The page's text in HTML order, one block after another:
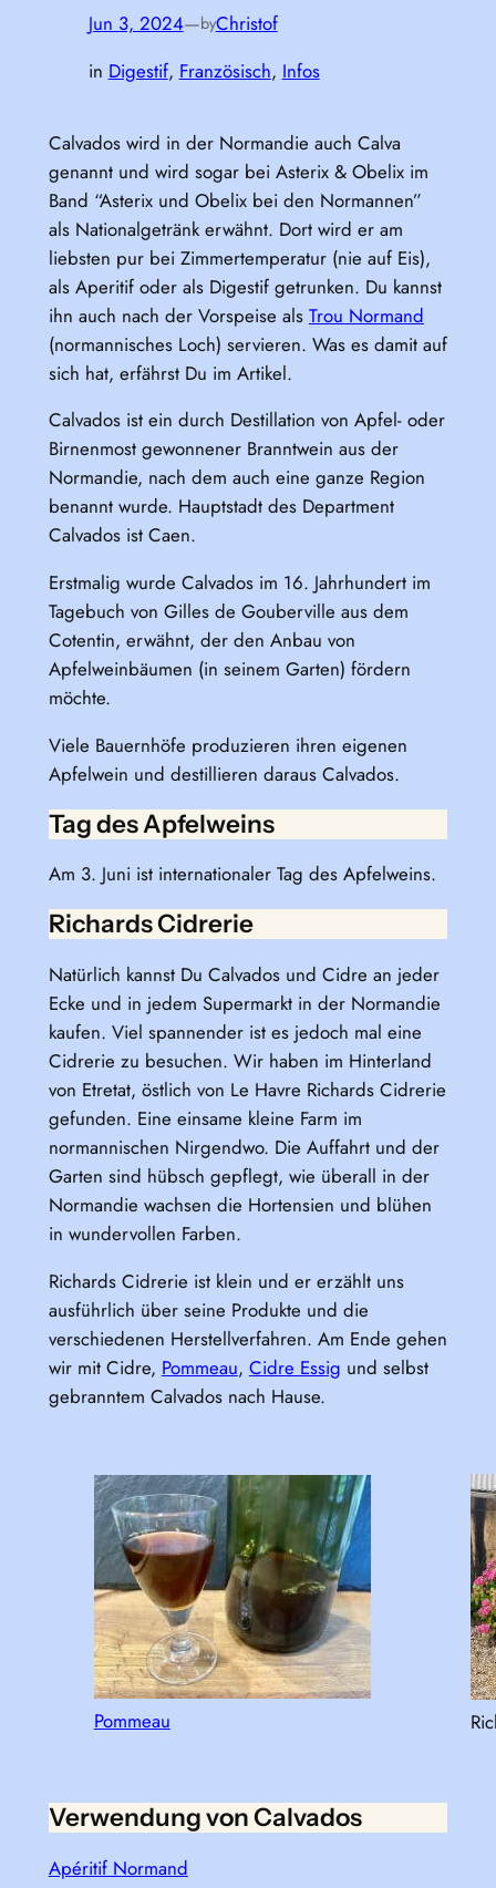
Jun 3, 2024—byChristof
in Digestif, Französisch, Infos
Calvados wird in der Normandie auch Calva
genannt und wird sogar bei Asterix & Obelix im
Band “Asterix und Obelix bei den Normannen”
als Nationalgetränk erwähnt. Dort wird er am
liebsten pur bei Zimmertemperatur (nie auf Eis),
als Aperitif oder als Digestif getrunken. Du kannst
ihn auch nach der Vorspeise als Trou Normand
(normannisches Loch) servieren. Was es damit auf
sich hat, erfährst Du im Artikel.
Calvados ist ein durch Destillation von Apfel- oder
Birnenmost gewonnener Branntwein aus der
Normandie, nach dem auch eine ganze Region
benannt wurde. Hauptstadt des Department
Calvados ist Caen.
Erstmalig wurde Calvados im 16. Jahrhundert im
Tagebuch von Gilles de Gouberville aus dem
Cotentin, erwähnt, der den Anbau von
Apfelweinbäumen (in seinem Garten) fördern
möchte.
Viele Bauernhöfe produzieren ihren eigenen
Apfelwein und destillieren daraus Calvados.
Tag des Apfelweins
Am 3. Juni ist internationaler Tag des Apfelweins.
Richards Cidrerie
Natürlich kannst Du Calvados und Cidre an jeder
Ecke und in jedem Supermarkt in der Normandie
kaufen. Viel spannender ist es jedoch mal eine
Cidrerie zu besuchen. Wir haben im Hinterland
von Etretat, östlich von Le Havre Richards Cidrerie
gefunden. Eine einsame kleine Farm im
normannischen Nirgendwo. Die Auffahrt und der
Garten sind hübsch gepflegt, wie überall in der
Normandie wachsen die Hortensien und blühen
in wundervollen Farben.
Richards Cidrerie ist klein und er erzählt uns
ausführlich über seine Produkte und die
verschiedenen Herstellverfahren. Am Ende gehen
wir mit Cidre, Pommeau, Cidre Essig und selbst
gebranntem Calvados nach Hause.
Pommeau
Verwendung von Calvados
Apéritif Normand